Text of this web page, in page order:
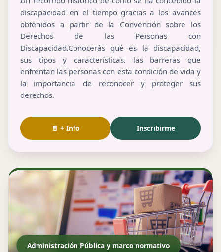
discapacidad en el tiempo gracias a los avances
obtenidos a partir de la Convención sobre los
Derechos de las Personas con
Discapacidad.Conocerás qué es la discapacidad,
sus tipos y características, las barreras que
enfrentan las personas con esta condición de vida y
la importancia de reconocer y proteger sus
derechos.
📄 + Info Inscribirme
Administración Pública y marco normativo